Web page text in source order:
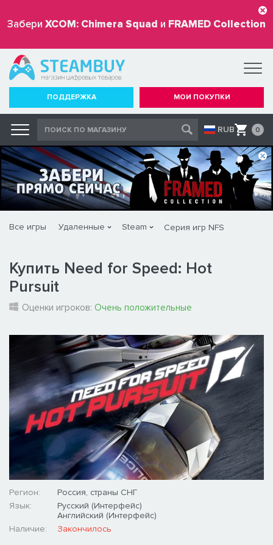
Забери XCOM: Chimera Squad и FRAMED Collection
бесплатно
ПОДДЕРЖКА МОИ ПОКУПКИ
RUB 0
Все игры Удаленные Steam Серия игр NFS
Купить Need for Speed: Hot
Pursuit
Оценки игроков: Очень положительные
Регион:
Россия, страны СНГ
Язык:
Русский (Интерфейс)
Английский (Интерфейс)
Наличие:
Закончилось